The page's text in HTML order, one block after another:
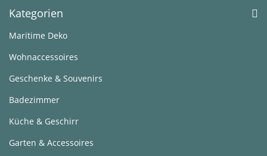
Kategorien
Maritime Deko
Wohnaccessoires
Geschenke & Souvenirs
Badezimmer
Küche & Geschirr
Garten & Accessoires